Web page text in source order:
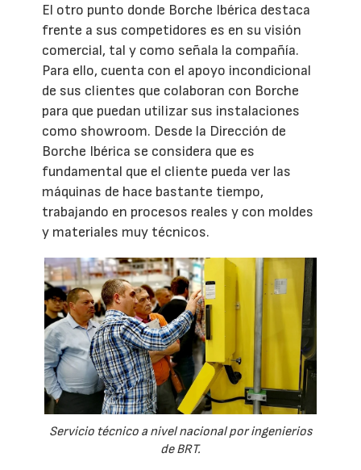
El otro punto donde Borche Ibérica destaca
frente a sus competidores es en su visión
comercial, tal y como señala la compañía.
Para ello, cuenta con el apoyo incondicional
de sus clientes que colaboran con Borche
para que puedan utilizar sus instalaciones
como showroom. Desde la Dirección de
Borche Ibérica se considera que es
fundamental que el cliente pueda ver las
máquinas de hace bastante tiempo,
trabajando en procesos reales y con moldes
y materiales muy técnicos.
Servicio técnico a nivel nacional por ingenierios
de BRT.